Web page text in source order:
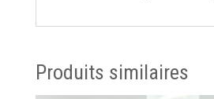
Produits similaires